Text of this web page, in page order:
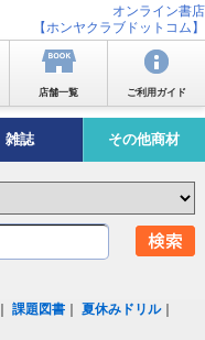
オンライン書店
【ホンヤクラブドットコム】
店舗一覧 ご利用ガイド
雑誌 その他商材
｜課題図書 ｜夏休みドリル｜